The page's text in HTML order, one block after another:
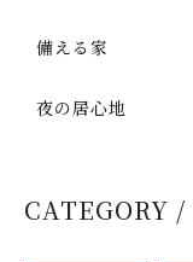
備える家
夜の居心地
CATEGORY /